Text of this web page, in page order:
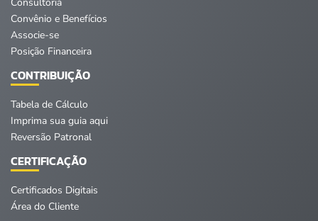
Consultoria
Convênio e Benefícios
Associe-se
Posição Financeira
CONTRIBUIÇÃO
Tabela de Cálculo
Imprima sua guia aqui
Reversão Patronal
CERTIFICAÇÃO
Certificados Digitais
Área do Cliente